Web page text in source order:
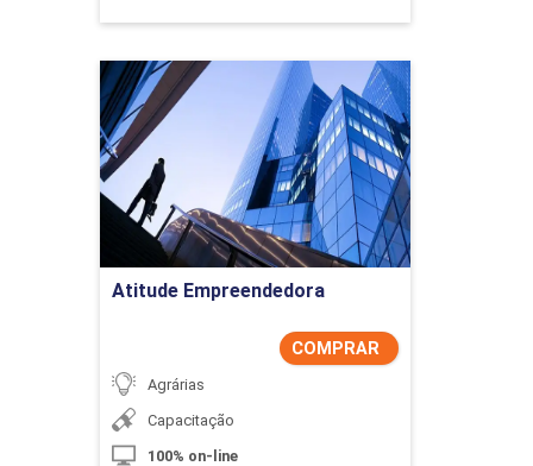
Atitude Empreendedora
COMPRAR
Agrárias
Capacitação
100% on-line
Atitude Empreendedora
Detalhes do curso
Comprar Agora